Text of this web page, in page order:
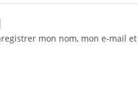
mon nom, mon e-mail